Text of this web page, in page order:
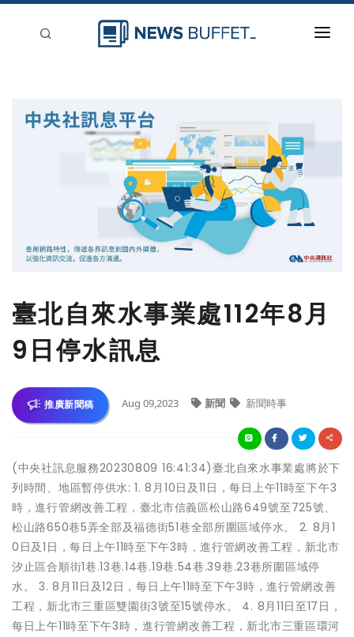
臺北自來水事業處112年8月
9日停水訊息
推廣新聞稿 Aug 09,2023 新聞 新聞時事
(中央社訊息服務20230809 16:41:34)臺北自來水事業處將於下
列時間、地區暫停供水: 1. 8月10日及11日，每日上午11時至下午3
時，進行管網改善工程，臺北市信義區松山路649號至725號、
松山路650巷5弄全部及福德街51巷全部所圍區域停水。 2. 8月1
0日及1日，每日上午11時至下午3時，進行管網改善工程，新北市
汐止區合順街1巷.13巷.14巷.19巷.54巷.39巷.23巷所圍區域停
水。 3. 8月11日及12日，每日上午11時至下午3時，進行管網改善
工程，新北市三重區雙園街3號至15號停水。 4. 8月11日至17日，
每日上午11時至下午3時，進行管網改善工程，新北市三重區環河